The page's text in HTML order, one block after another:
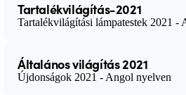
Tartalékvilágítás-2021
Tartalékvilágítási lámpatestek 2021 -
Általános világítás 2021
Újdonságok 2021 - Angol nyelven